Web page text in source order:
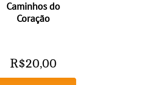
Caminhos do
Coração
R$20,00